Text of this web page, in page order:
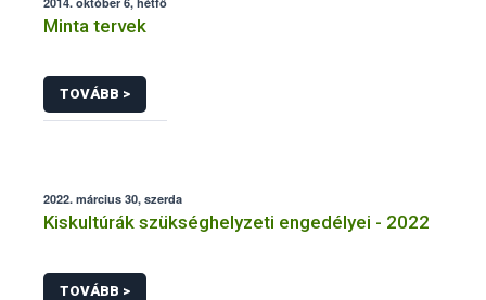
Minta tervek
TOVÁBB >
2022. március 30, szerda
Kiskultúrák szükséghelyzeti engedélyei - 2022
TOVÁBB >